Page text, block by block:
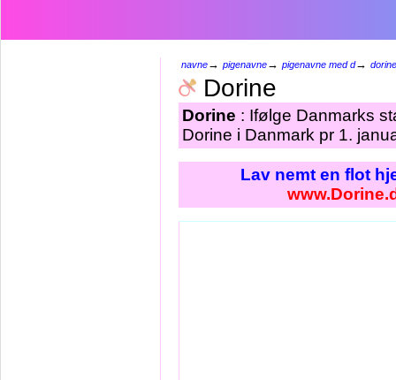
navne→ pigenavne→ pigenavne med d→ dorine
Dorine
Dorine : Ifølge Danmarks
Dorine i Danmark pr 1.
Lav nemt en flot